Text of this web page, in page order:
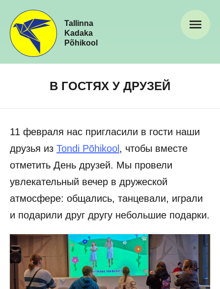
Tallinna
Kadaka
Põhikool
В ГОСТЯХ У ДРУЗЕЙ
11 февраля нас пригласили в гости наши
друзья из Tondi Põhikool , чтобы вместе
отметить День друзей. Мы провели
увлекательный вечер в дружеской
атмосфере: общались, танцевали, играли
и подарили друг другу небольшие подарки.